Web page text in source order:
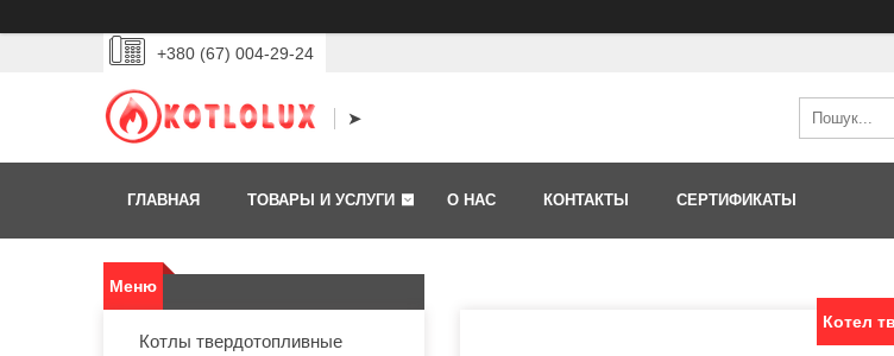
+380 (67) 004-29-24
➤
ГЛАВНАЯ ТОВАРЫ И УСЛУГИ О НАС КОНТАКТЫ СЕРТИФИКАТЫ
Котел
Котлы твердотопливные